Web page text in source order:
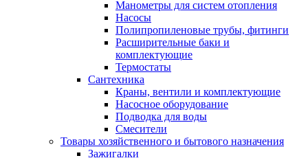
Манометры для систем отопления
Насосы
Полипропиленовые трубы, фитинги
Расширительные баки и
комплектующие
Термостаты
Сантехника
Краны, вентили и комплектующие
Насосное оборудование
Подводка для воды
Смесители
Товары хозяйственного и бытового назначения
Зажигалки